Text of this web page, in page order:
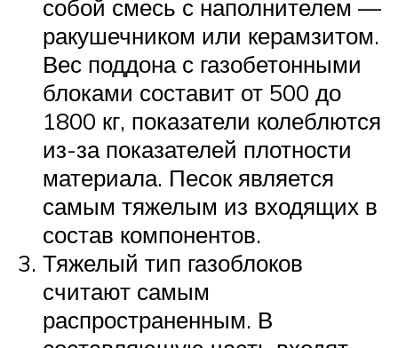
собой смесь с наполнителем —
ракушечником или керамзитом.
Вес поддона с газобетонными
блоками составит от 500 до
1800 кг, показатели колеблются
из-за показателей плотности
материала. Песок является
самым тяжелым из входящих в
состав компонентов.
Тяжелый тип газоблоков
считают самым
распространенным. В